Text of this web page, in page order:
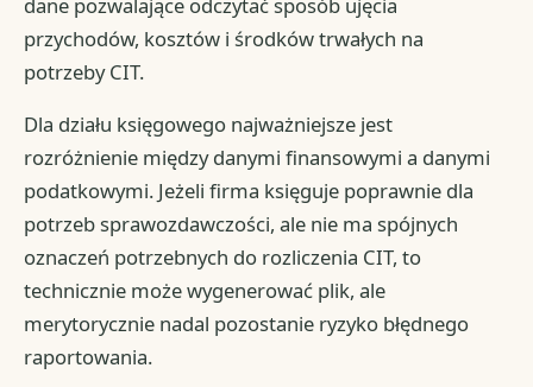
przychodów, kosztów i środków trwałych na
potrzeby CIT.
Dla działu księgowego najważniejsze jest
rozróżnienie między danymi finansowymi a danymi
podatkowymi. Jeżeli firma księguje poprawnie dla
potrzeb sprawozdawczości, ale nie ma spójnych
oznaczeń potrzebnych do rozliczenia CIT, to
technicznie może wygenerować plik, ale
merytorycznie nadal pozostanie ryzyko błędnego
raportowania.